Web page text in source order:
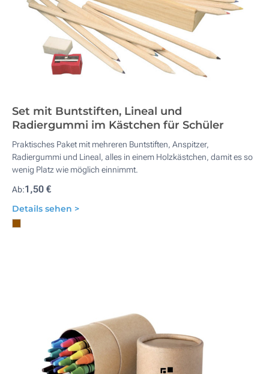
Set mit Buntstiften, Lineal und
Radiergummi im Kästchen für Schüler
Praktisches Paket mit mehreren Buntstiften, Anspitzer,
Radiergummi und Lineal, alles in einem Holzkästchen, damit es so
wenig Platz wie möglich einnimmt.
Ab:1,50 €
Details sehen >